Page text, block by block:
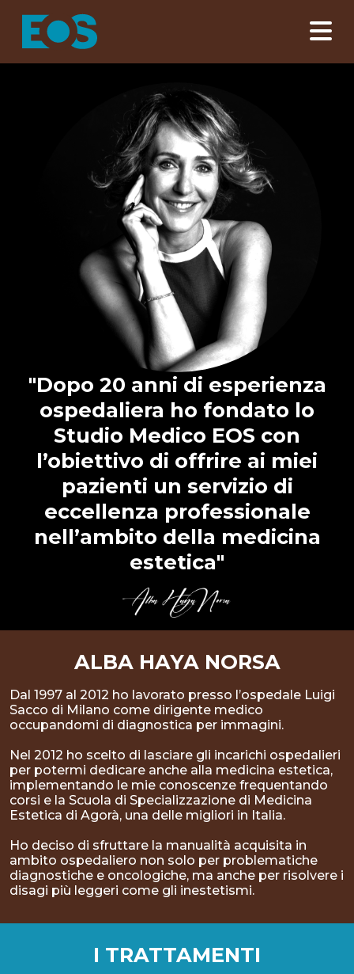
"Dopo 20 anni di esperienza
ospedaliera ho fondato lo
Studio Medico EOS con
l’obiettivo di offrire ai miei
pazienti un servizio di
eccellenza professionale
nell’ambito della medicina
estetica"
ALBA HAYA NORSA
Dal 1997 al 2012 ho lavorato presso l’ospedale Luigi
Sacco di Milano come dirigente medico
occupandomi di diagnostica per immagini.
Nel 2012 ho scelto di lasciare gli incarichi ospedalieri
per potermi dedicare anche alla medicina estetica,
implementando le mie conoscenze frequentando
corsi e la Scuola di Specializzazione di Medicina
Estetica di Agorà, una delle migliori in Italia.
Ho deciso di sfruttare la manualità acquisita in
ambito ospedaliero non solo per problematiche
diagnostiche e oncologiche, ma anche per risolvere i
disagi più leggeri come gli inestetismi.
I TRATTAMENTI